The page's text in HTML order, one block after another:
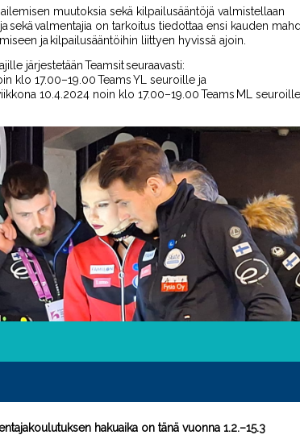
muutoksia sekä kilpailusääntöjä valmistellaan
sekä valmentajia on tarkoitus tiedottaa ensi kauden
ja kilpailusääntöihin liittyen hyvissä ajoin.
järjestetäänTeamsitseuraavasti:
klo 17.00–19.00TeamsYL seuroille ja
10.4.2024 noin klo 17.00–19.00Teams ML
hakuaika on tänä vuonna 1.2.–15.3